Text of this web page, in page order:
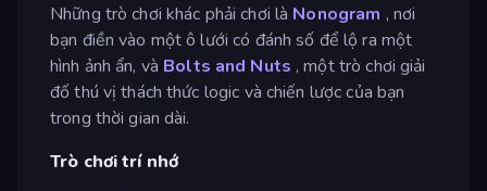
Những trò chơi khác phải chơi là Nonogram , nơi
bạn điền vào một ô lưới có đánh số để lộ ra một
hình ảnh ẩn, và Bolts and Nuts , một trò chơi giải
đố thú vị thách thức logic và chiến lược của bạn
trong thời gian dài.
Trò chơi trí nhớ